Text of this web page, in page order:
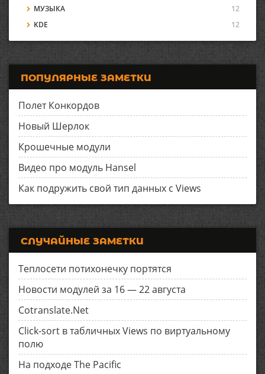
МУЗЫКА
12
KDE
12
ПОПУЛЯРНЫЕ ЗАМЕТКИ
Полет Конкордов
Новый Шерлок
Крошечные модули
Видео про модуль Hansel
Как подружить свой тип данных с Views
СЛУЧАЙНЫЕ ЗАМЕТКИ
Теплосети потихонечку портятся
Новости модулей за 16 — 22 августа
Cotranslate.Net
Click-sort в табличных Views по виртуальному
полю
На подходе The Pacific